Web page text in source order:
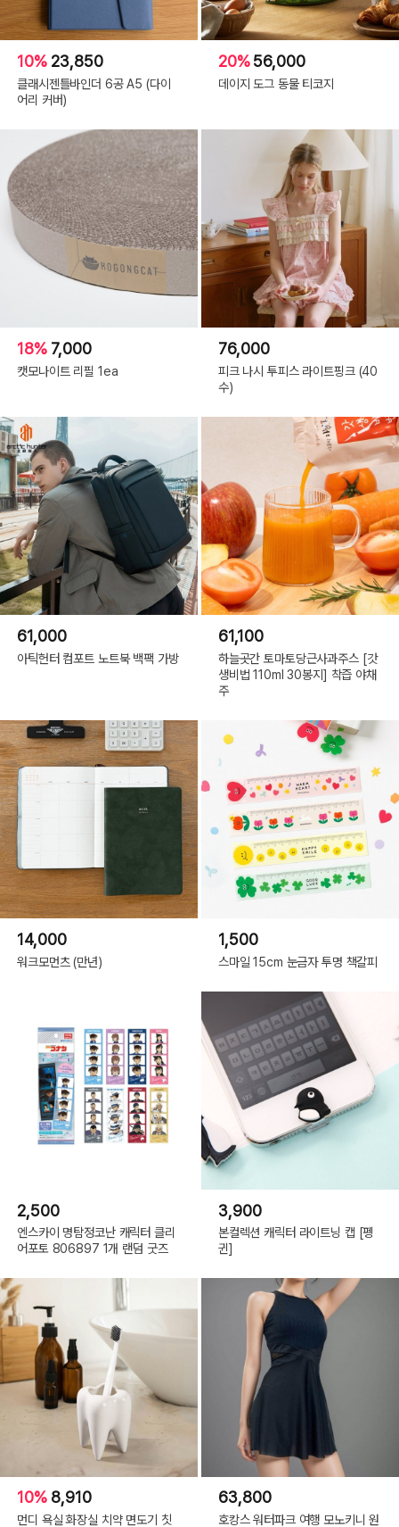
10% 23,850
클래시젠틀바인더 6공 A5 (다이
어리 커버)
20%56,000
데이지 도그 동물 티코지
18% 7,000
캣모나이트 리필 1ea
76,000
피크 나시 투피스 라이트핑크 (40
수)
61,000
아틱헌터 컴포트 노트북 백팩 가방
61,100
하늘곳간 토마토당근사과주스 [갓
생비법 110ml 30봉지] 착즙 야채
주
14,000
워크모먼츠 (만년)
1,500
스마일 15cm 눈금자 투명 책갈피
2,500
엔스카이 명탐정코난 캐릭터 클리
어포토 806897 1개 랜덤 굿즈
3,900
본컬렉션 캐릭터 라이트닝 캡 [펭
귄]
10% 8,910
먼디 욕실 화장실 치약 면도기 칫
63,800
호캉스 워터파크 여행 모노키니 원